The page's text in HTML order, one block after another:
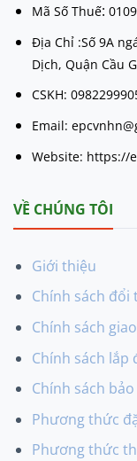
Mã Số Thuế:
Địa Chỉ :Số 9A
Dịch, Quận Cầu
CSKH:
Email:
Website: https://
VỀ CHÚNG TÔI
Giới thiệu
Chính sách đổi
Chính sách
Chính sách lắp
Chính sách
Phương thức
Phương thức